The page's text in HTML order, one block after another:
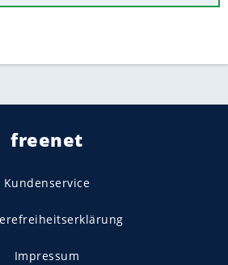
freenet
Kundenservice
Impressum